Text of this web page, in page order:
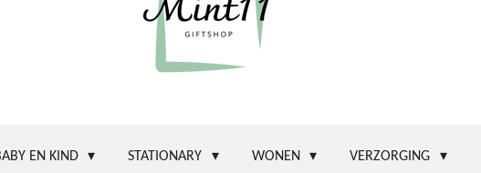
EN KIND STATIONARY WONEN VERZORGING